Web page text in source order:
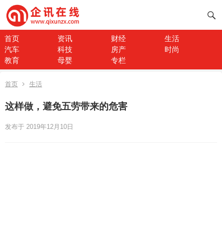
首页 资讯 财经
生活
汽车
科技 房产
时尚
教育
母婴 专栏
首页 生活
这样做，避免五劳带来的危害
发布于 2019年12月10日